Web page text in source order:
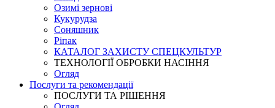
Озимі зернові
Кукурудза
Соняшник
Ріпак
КАТАЛОГ ЗАХИСТУ СПЕЦКУЛЬТУР
ТЕХНОЛОГІЇ ОБРОБКИ НАСІННЯ
Огляд
Послуги та рекомендації
ПОСЛУГИ ТА РІШЕННЯ